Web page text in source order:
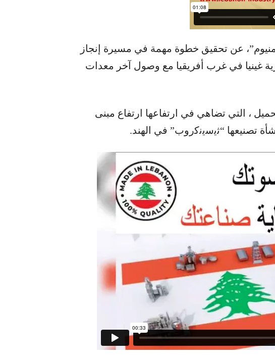
عن تحقيق خطوة مهمة في مسيرة إنجاز
غينيا في غرب أفريقيا مع وصول آخر معدات
، التي تضاهي في ارتفاعها ارتفاع مبنى